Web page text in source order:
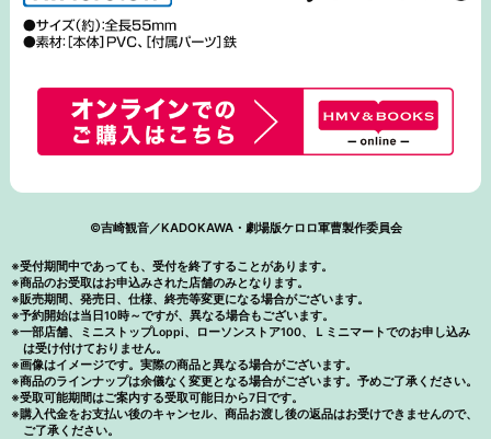
©吉崎観音／KADOKAWA・劇場版ケロロ軍曹製作委員会
※受付期間中であっても、受付を終了することがあります。
※商品のお受取はお申込みされた店舗のみとなります。
※販売期間、発売日、仕様、終売等変更になる場合がございます。
※予約開始は当日10時～ですが、異なる場合もございます。
※一部店舗、ミニストップLoppi、ローソンストア100、Ｌミニマートでのお申し込み
は受け付けておりません。
※画像はイメージです。実際の商品と異なる場合がございます。
※商品のラインナップは余儀なく変更となる場合がございます。予めご了承ください。
※受取可能期間はご案内する受取可能日から7日です。
※購入代金をお支払い後のキャンセル、商品お渡し後の返品はお受けできませんので、
ご了承ください。